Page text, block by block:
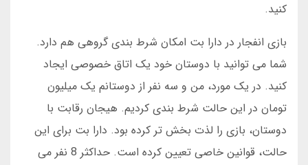
کنید.
بازی انفجار در دارا بت امکان شرط بندی گروهی هم دارد.
شما می توانید با دوستان خود یک اتاق خصوصی ایجاد
کنید. در یک مورد، من و سه نفر از دوستانم یک میلیون
تومان در این حالت شرط بندی کردیم. هیجان رقابت با
دوستان، بازی را لذت بخش تر کرده بود. دارا بت برای این
حالت، قوانین خاصی تعیین کرده است. حداکثر 8 نفر می